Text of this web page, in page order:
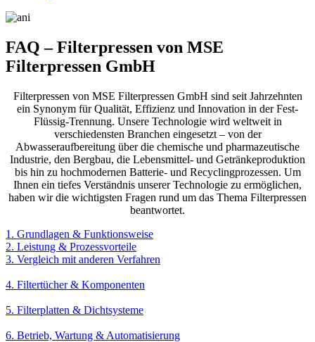
FAQ – Filterpressen von MSE
Filterpressen GmbH
Filterpressen von MSE Filterpressen GmbH sind seit Jahrzehnten
ein Synonym für Qualität, Effizienz und Innovation in der Fest-
Flüssig-Trennung. Unsere Technologie wird weltweit in
verschiedensten Branchen eingesetzt – von der
Abwasseraufbereitung über die chemische und pharmazeutische
Industrie, den Bergbau, die Lebensmittel- und Getränkeproduktion
bis hin zu hochmodernen Batterie- und Recyclingprozessen. Um
Ihnen ein tiefes Verständnis unserer Technologie zu ermöglichen,
haben wir die wichtigsten Fragen rund um das Thema Filterpressen
beantwortet.
1. Grundlagen & Funktionsweise
2. Leistung & Prozessvorteile
3. Vergleich mit anderen Verfahren
4. Filtertücher & Komponenten
5. Filterplatten & Dichtsysteme
6. Betrieb, Wartung & Automatisierung